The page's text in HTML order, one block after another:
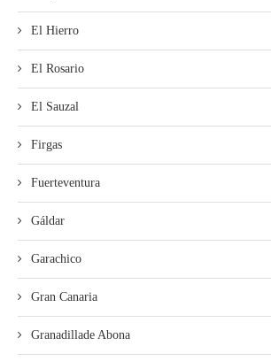
El Hierro
El Rosario
El Sauzal
Firgas
Fuerteventura
Gáldar
Garachico
Gran Canaria
Granadillade Abona